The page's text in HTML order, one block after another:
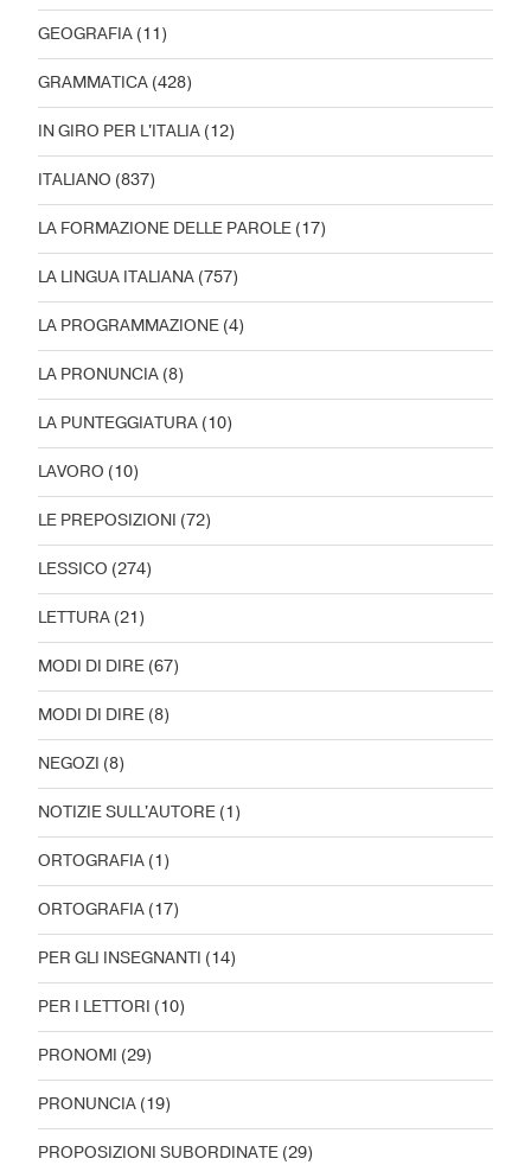
GEOGRAFIA (11)
GRAMMATICA (428)
IN GIRO PER L'ITALIA (12)
ITALIANO (837)
LA FORMAZIONE DELLE PAROLE (17)
LA LINGUA ITALIANA (757)
LA PROGRAMMAZIONE (4)
LA PRONUNCIA (8)
LA PUNTEGGIATURA (10)
LAVORO (10)
LE PREPOSIZIONI (72)
LESSICO (274)
LETTURA (21)
MODI DI DIRE (67)
MODI DI DIRE (8)
NEGOZI (8)
NOTIZIE SULL'AUTORE (1)
ORTOGRAFIA (1)
ORTOGRAFIA (17)
PER GLI INSEGNANTI (14)
PER I LETTORI (10)
PRONOMI (29)
PRONUNCIA (19)
PROPOSIZIONI SUBORDINATE (29)